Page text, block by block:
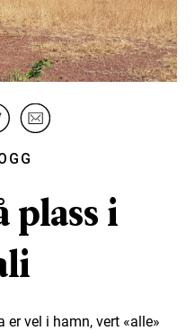
plass i
vel i hamn, vert «alle»